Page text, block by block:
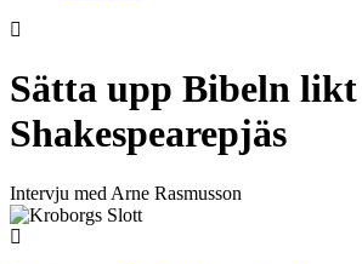
Sätta upp Bibeln likt
Shakespearepjäs
Intervju med Arne Rasmusson